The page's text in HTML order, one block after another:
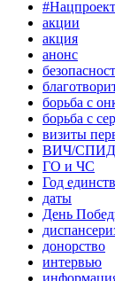
акции
акция
анонс
борьба с
борьба с
визиты
ВИЧ/СПИД
ГО и ЧС
Год
даты
День
донорство
интервью